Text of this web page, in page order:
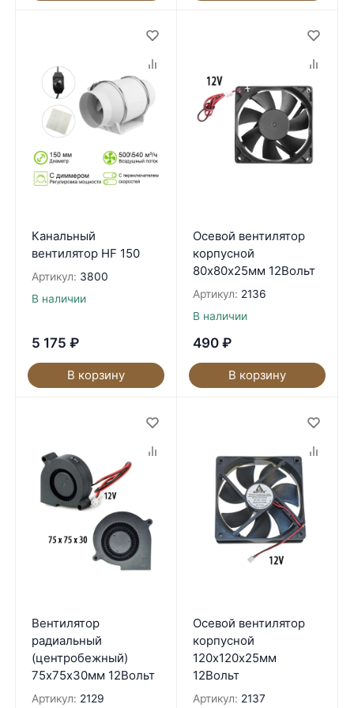
Канальный
вентилятор HF 150
Артикул: 3800
В наличии
5 175 ₽
В корзину
Осевой вентилятор
корпусной
80х80х25мм 12Вольт
Артикул: 2136
В наличии
490 ₽
В корзину
Вентилятор
радиальный
(центробежный)
75х75х30мм 12Вольт
Артикул: 2129
Осевой вентилятор
корпусной
120х120х25мм
12Вольт
Артикул: 2137